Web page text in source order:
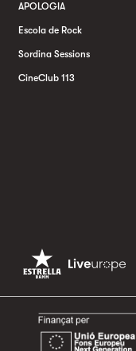
APOLOGIA
Escola de Rock
Sordina Sessions
CineClub 113